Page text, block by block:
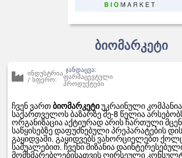
ბიომარკეტი
ინდუსტრია
/ სფერო:
ჯანდაცვა:
ფარმაცევტული
პროდუქტები
ჩვენ ვართბიომარკეტიუკრაინული
საქართველოს ბაზარზე მე-8 წელია
ორგანიზაცია აქტიურად არის ჩართული
საწყისებზე დაფუძნებული პრეპარატების
გაყიდვაში. გაყიდვებს ვახორციელებთ
საშუალებით. ჩვენი მიზანია
მომხმარებლებისათვის ღირსეული